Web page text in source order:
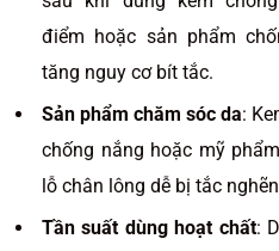
điểm hoặc sản phẩm
tăng nguy cơ bít tắc.
Sản phẩm chăm sóc da:
chống nắng hoặc mỹ
lỗ chân lông dễ bị tắc
Tần suất dùng hoạt chất: